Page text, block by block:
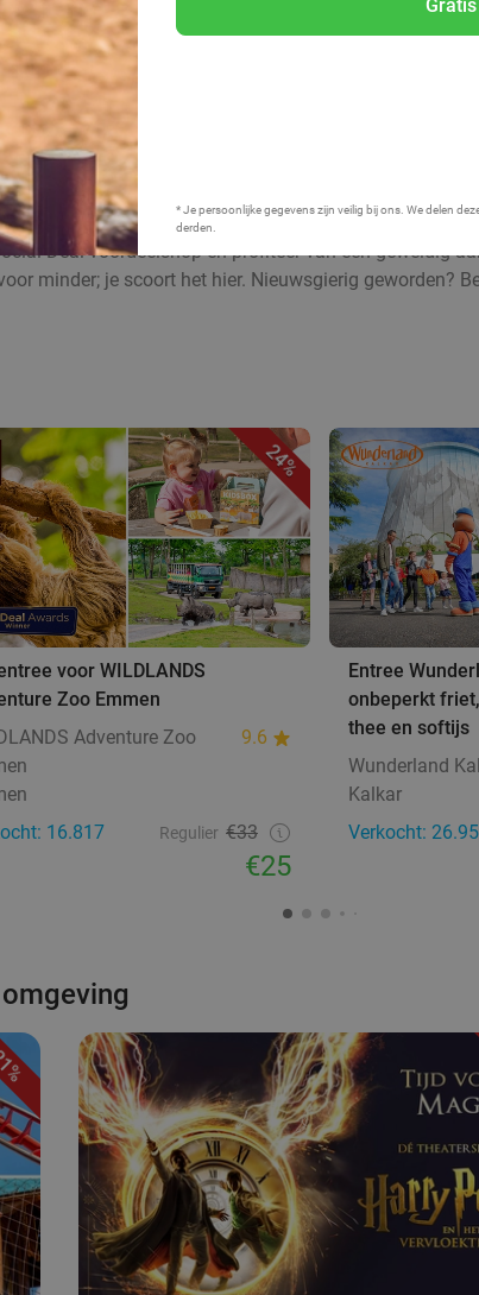
* Je persoonlijke gegevens zijn veilig bij ons. We delen
derden.
Deal voordeelshop en profiteer van een geweldig
minder; je scoort het hier. Nieuwsgierig geworden?
24%
voor WILDLANDS
Zoo Emmen
Adventure Zoo
9.6
16.817
Regulier €33
€25
Entree
onbeperkt
thee en softijs
Wunderland
Kalkar
Verkocht: